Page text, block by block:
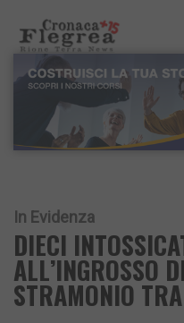
In Evidenza
DIECI
ALL’INGROSSO
STRAMONIO